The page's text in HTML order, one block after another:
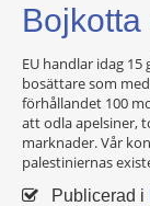
EU handlar idag
bosättare som
förhållandet 100
att odla apelsiner,
marknader. Vår
palestiniernas
Publicerad i